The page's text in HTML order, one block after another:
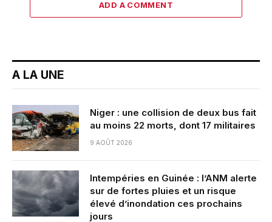
ADD A COMMENT
A LA UNE
Niger : une collision de deux bus fait
au moins 22 morts, dont 17 militaires
9 AOÛT 2026
Intempéries en Guinée : l’ANM alerte
sur de fortes pluies et un risque
élevé d’inondation ces prochains
jours